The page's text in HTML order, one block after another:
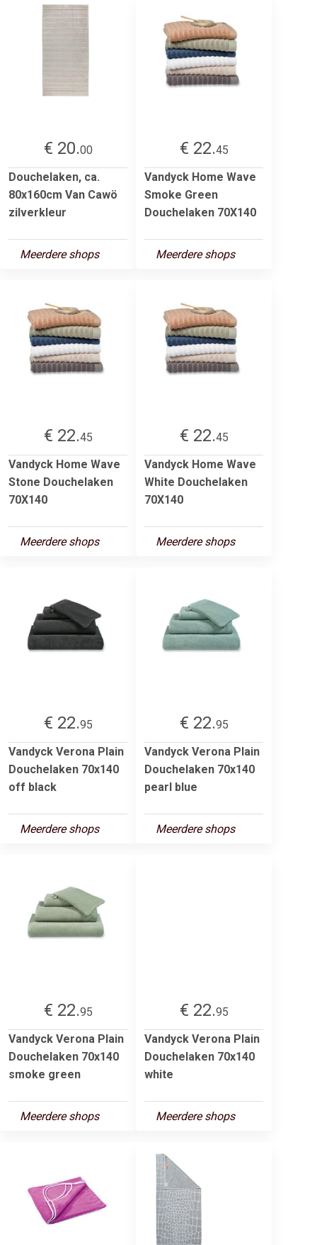
€ 20.00
Douchelaken, ca.
80x160cm Van Cawö
zilverkleur
Meerdere shops
€ 22.45
Vandyck Home Wave
Smoke Green
Douchelaken 70X140
Meerdere shops
€ 22.45
Vandyck Home Wave
Stone Douchelaken
70X140
Meerdere shops
€ 22.45
Vandyck Home Wave
White Douchelaken
70X140
Meerdere shops
€ 22.95
Vandyck Verona Plain
Douchelaken 70x140
off black
Meerdere shops
€ 22.95
Vandyck Verona Plain
Douchelaken 70x140
pearl blue
Meerdere shops
€ 22.95
Vandyck Verona Plain
Douchelaken 70x140
smoke green
Meerdere shops
€ 22.95
Vandyck Verona Plain
Douchelaken 70x140
white
Meerdere shops